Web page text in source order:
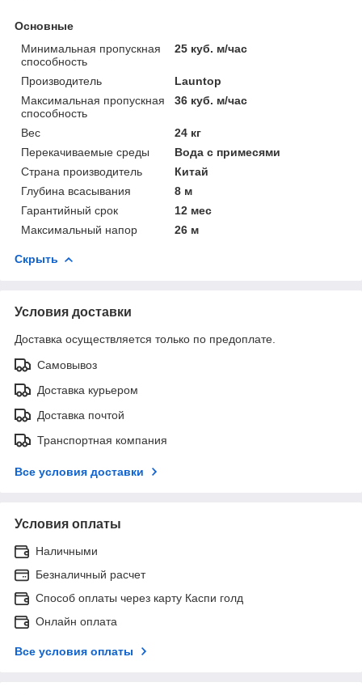
Основные
Минимальная пропускная
способность
25 куб. м/час
Производитель
Launtop
Максимальная пропускная
способность
36 куб. м/час
Вес
24 кг
Перекачиваемые среды
Вода с примесями
Страна производитель
Китай
Глубина всасывания
8 м
Гарантийный срок
12 мес
Максимальный напор
26 м
Скрыть
Условия доставки
Доставка осуществляется только по предоплате.
Самовывоз
Доставка курьером
Доставка почтой
Транспортная компания
Все условия доставки
Условия оплаты
Наличными
Безналичный расчет
Способ оплаты через карту Каспи голд
Онлайн оплата
Все условия оплаты